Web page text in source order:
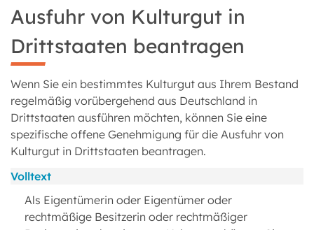
Ausfuhr von Kulturgut in
Drittstaaten beantragen
Wenn Sie ein bestimmtes Kulturgut aus Ihrem Bestand
regelmäßig vorübergehend aus Deutschland in
Drittstaaten ausführen möchten, können Sie eine
spezifische offene Genehmigung für die Ausfuhr von
Kulturgut in Drittstaaten beantragen.
Volltext
Als Eigentümerin oder Eigentümer oder
rechtmäßige Besitzerin oder rechtmäßiger